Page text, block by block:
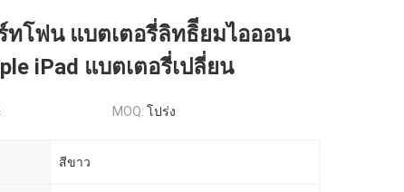
ทโฟน แบตเตอรี่ลิทธิียมไอออน
iPad แบตเตอรี่เปลี่ยน
MOQ: โปร่ง
สีขาว